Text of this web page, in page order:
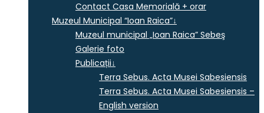
Contact Casa Memorială + orar
Muzeul Municipal “Ioan Raica”↓
Muzeul municipal „Ioan Raica” Sebeş
Galerie foto
Publicații↓
Terra Sebus. Acta Musei Sabesiensis
Terra Sebus. Acta Musei Sabesiensis –
English version